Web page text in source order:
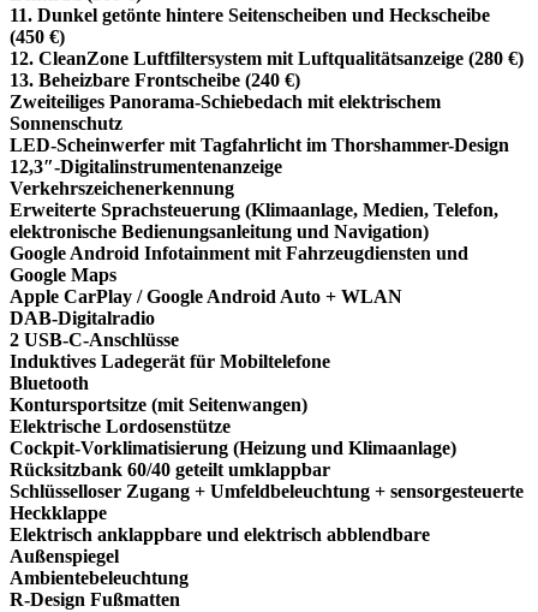
11. Dunkel getönte hintere Seitenscheiben und Heckscheibe
(450 €)
12. CleanZone Luftfiltersystem mit Luftqualitätsanzeige (280 €)
13. Beheizbare Frontscheibe (240 €)
Zweiteiliges Panorama-Schiebedach mit elektrischem
Sonnenschutz
LED-Scheinwerfer mit Tagfahrlicht im Thorshammer-Design
12,3″-Digitalinstrumentenanzeige
Verkehrszeichenerkennung
Erweiterte Sprachsteuerung (Klimaanlage, Medien, Telefon,
elektronische Bedienungsanleitung und Navigation)
Google Android Infotainment mit Fahrzeugdiensten und
Google Maps
Apple CarPlay / Google Android Auto + WLAN
DAB-Digitalradio
2 USB-C-Anschlüsse
Induktives Ladegerät für Mobiltelefone
Bluetooth
Kontursportsitze (mit Seitenwangen)
Elektrische Lordosenstütze
Cockpit-Vorklimatisierung (Heizung und Klimaanlage)
Rücksitzbank 60/40 geteilt umklappbar
Schlüsselloser Zugang + Umfeldbeleuchtung + sensorgesteuerte
Heckklappe
Elektrisch anklappbare und elektrisch abblendbare
Außenspiegel
Ambientebeleuchtung
R-Design Fußmatten